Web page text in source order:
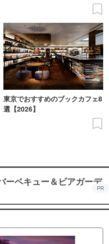
東京でおすすめのブックカフェ8
選【2026】
ーベキュー＆ビアガーデ
PR